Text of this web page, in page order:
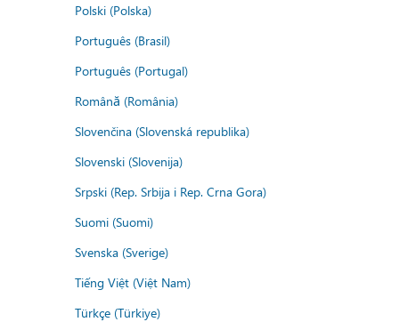
Polski (Polska)
Português (Brasil)
Português (Portugal)
Română (România)
Slovenčina (Slovenská republika)
Slovenski (Slovenija)
Srpski (Rep. Srbija i Rep. Crna Gora)
Suomi (Suomi)
Svenska (Sverige)
Tiếng Việt (Việt Nam)
Türkçe (Türkiye)